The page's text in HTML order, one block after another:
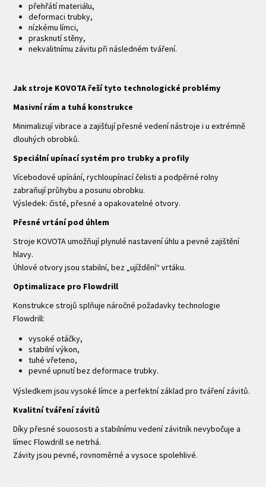
přehřátí materiálu,
deformaci trubky,
nízkému límci,
prasknutí stěny,
nekvalitnímu závitu při následném tváření.
Jak stroje KOVOTA řeší tyto technologické problémy
Masivní rám a tuhá konstrukce
Minimalizují vibrace a zajišťují přesné vedení nástroje i u extrémně
dlouhých obrobků.
Speciální upínací systém pro trubky a profily
Vícebodové upínání, rychloupínací čelisti a podpěrné rolny
zabraňují průhybu a posunu obrobku.
Výsledek: čisté, přesné a opakovatelné otvory.
Přesné vrtání pod úhlem
Stroje KOVOTA umožňují plynulé nastavení úhlu a pevné zajištění
hlavy.
Úhlové otvory jsou stabilní, bez „ujíždění“ vrtáku.
Optimalizace pro Flowdrill
Konstrukce strojů splňuje náročné požadavky technologie
Flowdrill:
vysoké otáčky,
stabilní výkon,
tuhé vřeteno,
pevné upnutí bez deformace trubky.
Výsledkem jsou vysoké límce a perfektní základ pro tváření závitů.
Kvalitní tváření závitů
Díky přesné souososti a stabilnímu vedení závitník nevybočuje a
límec Flowdrill se netrhá.
Závity jsou pevné, rovnoměrné a vysoce spolehlivé.